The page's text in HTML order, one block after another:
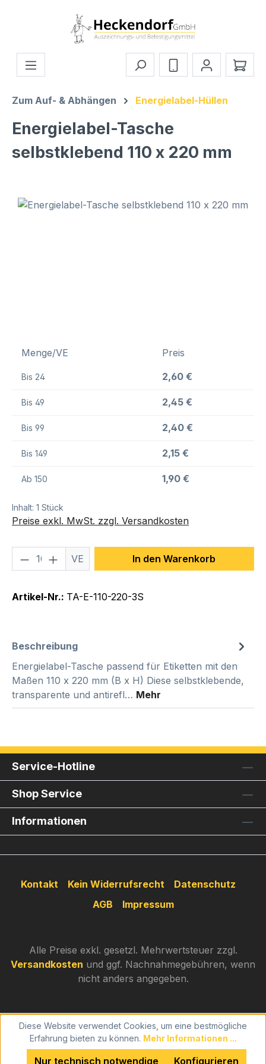
Zum Hauptinhalt springen
Zum Auf- & Abhängen Energielabel-Hüllen
Energielabel-Tasche
selbstklebend 110 x 220 mm
Bildergalerie überspringen
Menge/VE Preis
Bis 24 2,60 €
Bis 49 2,45 €
Bis 99 2,40 €
Bis 149 2,15 €
Ab 150 1,90 €
Inhalt: 1 Stück
Preise exkl. MwSt. zzgl. Versandkosten
Produkt Anzahl: Gib den
VE In den Warenkorb
Artikel-Nr.: TA-E-110-220-3S
Beschreibung
Energielabel-Tasche passend für Etiketten mit den
Maßen 110 x 220 mm (B x H) Diese selbstklebende,
transparente und antirefl… Mehr
Service-Hotline
Shop Service
Informationen
Kontakt Kein Widerrufsrecht
Datenschutz
AGB
Impressum
Alle Preise exkl. gesetzl. Mehrwertsteuer zzgl.
Versandkosten und ggf. Nachnahmegebühren, wenn
nicht anders angegeben.
Diese Website verwendet Cookies, um eine bestmögliche
Erfahrung bieten zu können. Mehr Informationen ...
Nur technisch notwendige Konfigurieren